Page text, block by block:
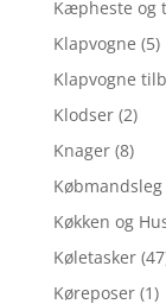
Kæpheste og
Klapvogne (5)
Klapvogne
Klodser (2)
Knager (8)
Købmandsleg
Køkken og
Køletasker
Køreposer (1)